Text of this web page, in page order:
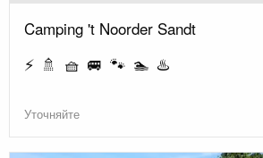
Camping 't Noorder Sandt
⚡ 🚿 🧺 🚐 🐾 🏊 ♨️
Уточняйте